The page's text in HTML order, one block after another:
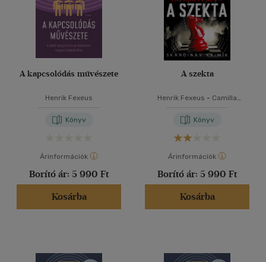
A kapcsolódás művészete
Henrik Fexeus
Könyv
Árinformációk
Borító ár: 5 990 Ft
Kosárba
A szekta
Henrik Fexeus - Camilla
Könyv
Árinformációk
Borító ár: 5 990 Ft
Kosárba